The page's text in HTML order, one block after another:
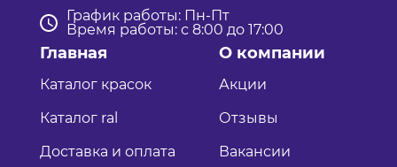
График работы: Пн-Пт
Время работы: с 8:00 до 17:00
Главная
Каталог красок
Каталог ral
Доставка и оплата
О компании
Акции
Отзывы
Вакансии